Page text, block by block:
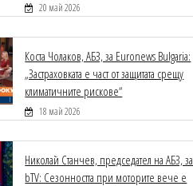
20 май 2026
Коста Чолаков, АБЗ, за Euronews Bulgaria:
„Застраховката е част от защитата срещу
климатичните рискове“
18 май 2026
Николай Станчев, председател на АБЗ, за
bTV: Сезонността при моторите вече е